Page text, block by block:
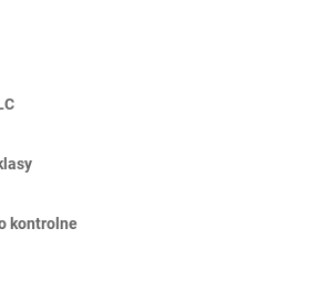
kontrolne